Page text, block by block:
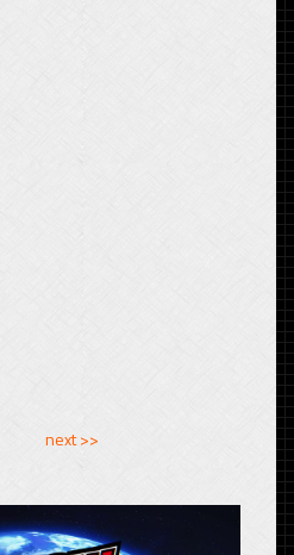
next >>